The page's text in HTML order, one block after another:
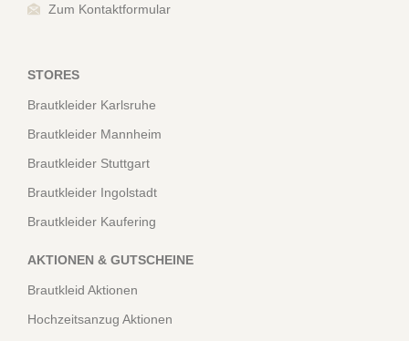
Zum Kontaktformular
STORES
Brautkleider Karlsruhe
Brautkleider Mannheim
Brautkleider Stuttgart
Brautkleider Ingolstadt
Brautkleider Kaufering
AKTIONEN & GUTSCHEINE
Brautkleid Aktionen
Hochzeitsanzug Aktionen